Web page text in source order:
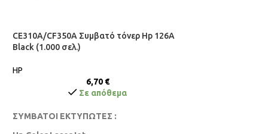
CE310A/CF350A Συμβατό τόνερ Hp 126A
Black (1.000 σελ.)
HP
6,70 €
Σε απόθεμα
ΣΥΜΒΑΤΟΙ ΕΚΤΥΠΩΤΕΣ :